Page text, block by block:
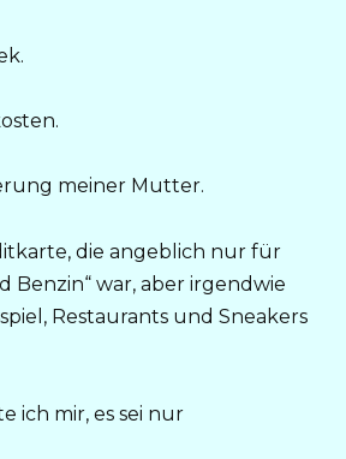
meiner Mutter.
die angeblich nur für
Benzin“ war, aber irgendwie
Restaurants und Sneakers
ich mir, es sei nur